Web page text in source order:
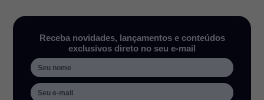
Receba novidades, lançamentos e conteúdos
exclusivos direto no seu e-mail